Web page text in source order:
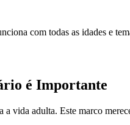
com todas as idades e
é Importante
vida adulta. Este marco